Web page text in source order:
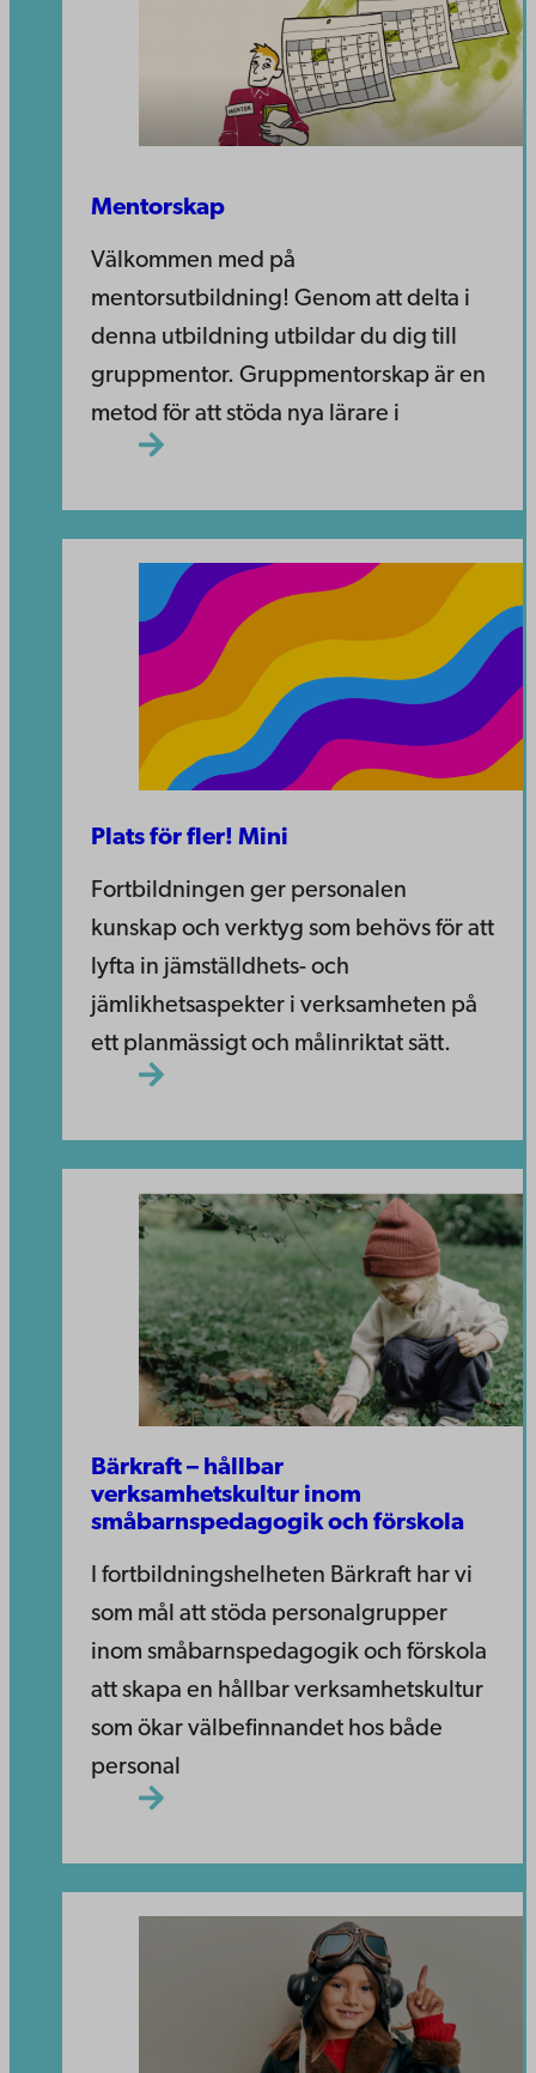
Mentorskap
Välkommen med på
mentorsutbildning! Genom att delta i
denna utbildning utbildar du dig till
gruppmentor. Gruppmentorskap är en
metod för att stöda nya lärare i
Plats för fler! Mini
Fortbildningen ger personalen
kunskap och verktyg som behövs för att
lyfta in jämställdhets- och
jämlikhetsaspekter i verksamheten på
ett planmässigt och målinriktat sätt.
Bärkraft – hållbar
verksamhetskultur inom
småbarnspedagogik och förskola
I fortbildningshelheten Bärkraft har vi
som mål att stöda personalgrupper
inom småbarnspedagogik och förskola
att skapa en hållbar verksamhetskultur
som ökar välbefinnandet hos både
personal